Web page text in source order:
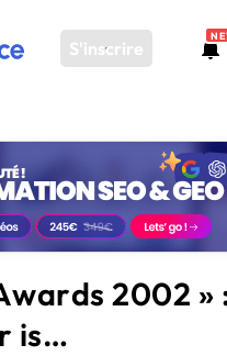
S'inscrire
2002 »
is…